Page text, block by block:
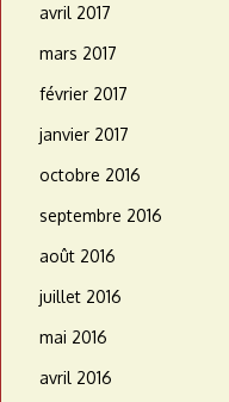
avril 2017
mars 2017
février 2017
janvier 2017
octobre 2016
septembre 2016
août 2016
juillet 2016
mai 2016
avril 2016